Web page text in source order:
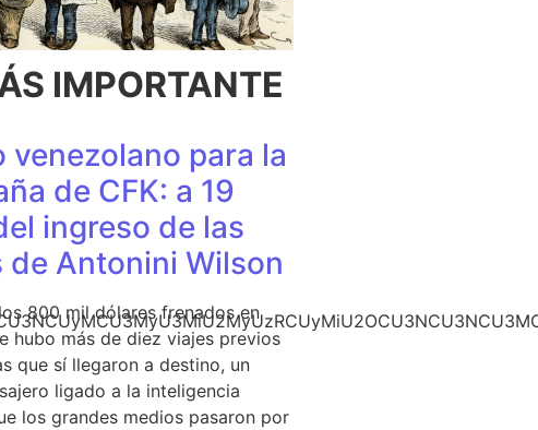
IMPORTANTE
venezolano para la
de CFK: a 19
ingreso de las
de Antonini Wilson
800 mil dólares frenados en
hubo más de diez viajes previos
que sí llegaron a destino, un
ligado a la inteligencia
los grandes medios pasaron por